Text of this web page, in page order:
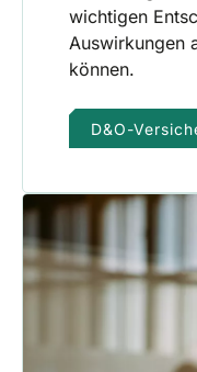
wichtigen
Auswirkungen
können.
D&O-